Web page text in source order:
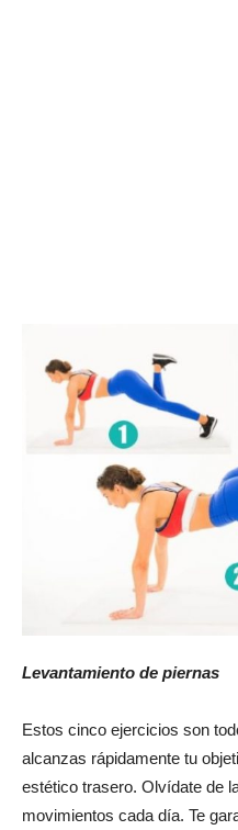
Levantamiento de piernas
Estos cinco ejercicios son
alcanzas rápidamente tu
estético trasero. Olvídate de
movimientos cada día. Te